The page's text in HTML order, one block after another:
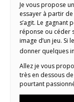
Je vous propose
essayer à partir de
s’agit. Le
réponse ou céder
image d’un jeu. Si
donner quelques
Allez je vous
très en dessous
pourtant